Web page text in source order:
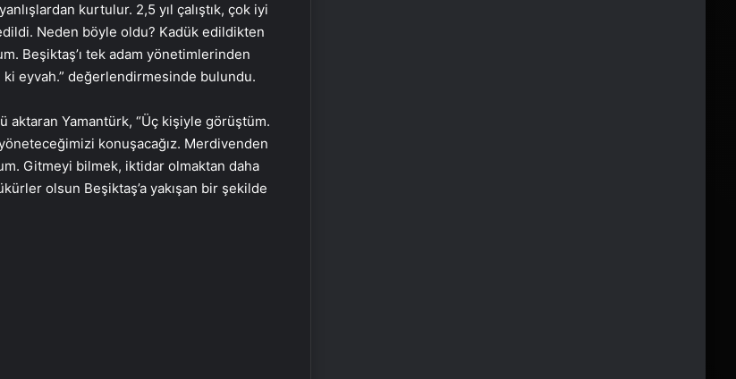
kurtulur. 2,5 yıl çalıştık, çok iyi
Neden böyle oldu? Kadük edildikten
Beşiktaş’ı tek adam yönetimlerinden
eyvah.” değerlendirmesinde bulundu.
aktaran Yamantürk, “Üç kişiyle görüştüm.
konuşacağız. Merdivenden
Gitmeyi bilmek, iktidar olmaktan daha
olsun Beşiktaş’a yakışan bir şekilde